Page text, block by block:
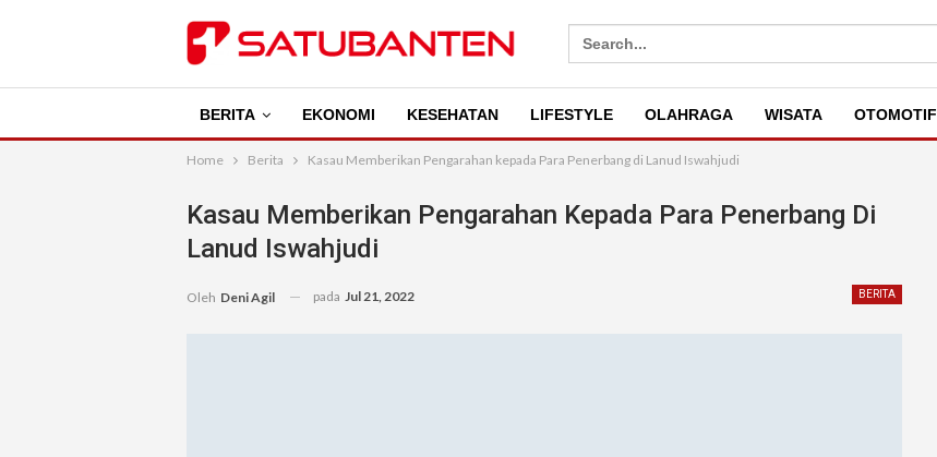
Search
for:
BERITA EKONOMI KESEHATAN LIFESTYLE OLAHRAGA WISATA OTOMOTIF
Home Berita Kasau Memberikan Pengarahan kepada Para Penerbang di Lanud Iswahjudi
Kasau Memberikan Pengarahan Kepada Para Penerbang Di
Lanud Iswahjudi
BERITA
Oleh Deni Agil pada Jul 21, 2022